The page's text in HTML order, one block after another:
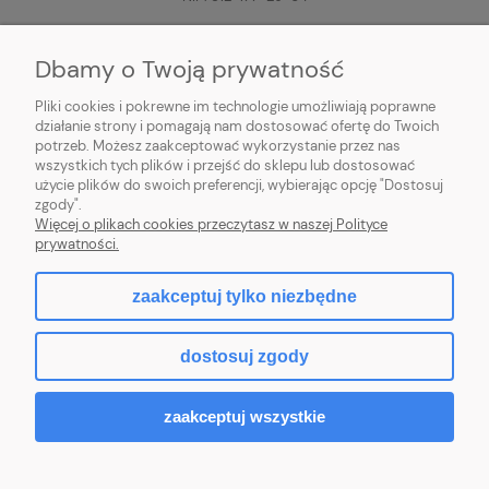
sklep@pilociki.pl
Odbiór osobistyjest tymczasowo NIEDOSTĘPNY!
pokaż pełną wersję strony
Sklep internetowy Shoper.pl
Dbamy o Twoją prywatność
Pliki cookies i pokrewne im technologie umożliwiają poprawne
działanie strony i pomagają nam dostosować ofertę do Twoich
potrzeb. Możesz zaakceptować wykorzystanie przez nas
wszystkich tych plików i przejść do sklepu lub dostosować
użycie plików do swoich preferencji, wybierając opcję "Dostosuj
zgody".
Więcej o plikach cookies przeczytasz w naszej Polityce
prywatności.
zaakceptuj tylko niezbędne
dostosuj zgody
zaakceptuj wszystkie